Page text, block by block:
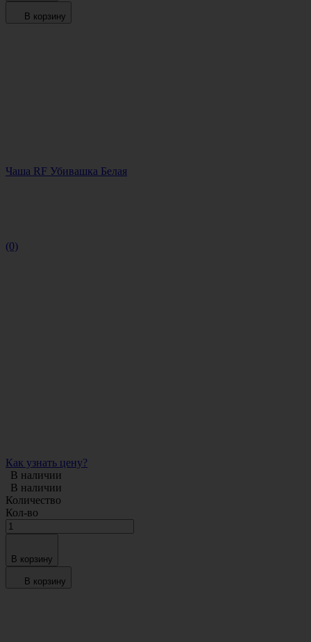
В корзину
Чаша RF Убивашка Белая
(0)
Как узнать цену?
В наличии
В наличии
Количество
Кол-во
В корзину
В корзину